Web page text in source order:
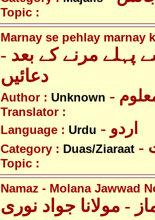
Topic :
Marnay se pehlay marnay
پہلے مرنے کے بعد -
دعائیں
Author : Unknown معلوم
Translator :
Language : Urdu - اردو
Category : Duas/Ziaraat
Topic :
Namaz - Molana Jawwad
- مولانا جواد نوری